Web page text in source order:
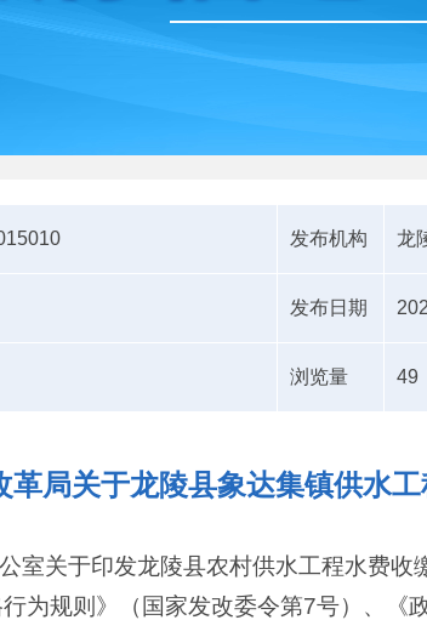
发布机构 龙
发布日期
浏览量 49
革局关于龙陵县象达集镇供水
室关于印发龙陵县农村供水工程水费收
为规则》（国家发改委令第7号）、《